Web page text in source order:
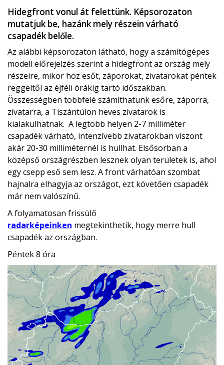
Hidegfront vonul át felettünk. Képsorozaton
mutatjuk be, hazánk mely részein várható
csapadék belőle.
Az alábbi képsorozaton látható, hogy a számítógépes
modell előrejelzés szerint a hidegfront az ország mely
részeire, mikor hoz esőt, záporokat, zivatarokat péntek
reggeltől az éjféli órákig tartó időszakban.
Összességben többfelé számíthatunk esőre, záporra,
zivatarra, a Tiszántúlon heves zivatarok is
kialakulhatnak. A legtöbb helyen 2-7 milliméter
csapadék várható, intenzívebb zivatarokban viszont
akár 20-30 milliméternél is hullhat. Elsősorban a
középső országrészben lesznek olyan területek is, ahol
egy csepp eső sem lesz. A front várhatóan szombat
hajnalra elhagyja az országot, ezt követően csapadék
már nem valószínű.
A folyamatosan frissülő
radarképeinken megtekinthetik, hogy merre hull
csapadék az országban.
Péntek 8 óra